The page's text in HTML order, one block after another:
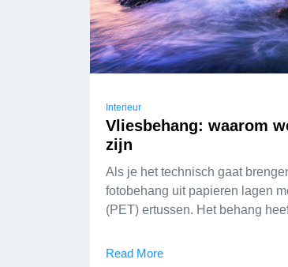
Interieur
Vliesbehang: waarom
zijn
Als je het technisch gaat
fotobehang uit papieren lagen
(PET) ertussen. Het behang
Read More